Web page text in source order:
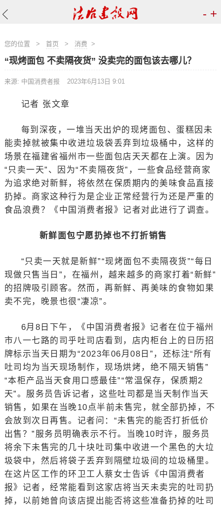
- +
您的位置 > 首页 > 消费 >
“现烤面包 不卖隔夜货” 没卖完的面包该去哪儿？
来源: 中国消费者报 2023年6月13日 9:01
记者 张文章
每到深夜，一堆当天出炉的现烤面包、蛋糕因未
能卖掉就被集中收进垃圾袋丢弃到垃圾桶中，这样的
场景在福建省福州市一些面包店天天都在上演。因为
“只卖一天”、因为“不卖隔夜货”，一些食品经营商家
为追求绝对新鲜，将依然在保质期内的美味食品直接
扔掉。商家这种行为是企业正常经营行为还是严重的
食品浪费？《中国消费者报》记者对此进行了调查。
新鲜面包宁愿扔掉也不打折销售
“只卖一天就是新鲜”“现烤面包不卖隔夜货”“每日
现做只售当日”，在福州，越来越多的商家打着“新鲜”
的招牌吸引顾客。然而，再新鲜、再美味的食物如果
卖不完，晚景也很“凄凉”。
6月8日下午，《中国消费者报》记者在位于福州
市八一七路的司乎吐司店看到，店内柜台上的日历招
牌标示当天日期为“2023年06月08日”，还标注“所有
吐司均为当天现场制作，现场烘烤，绝不隔天销售”
“本柜产品当天食用口感最佳”“常温保存，保质期2
天”。服务员告诉记者，这些吐司都是当天制作当天
销售，如果在当晚10点半前未售完，就全部扔掉，不
会放到次日再售。记者问：“未售完的能否打折低价
出售？”服务员明确表示不行。当晚10时许，服务员
将余下未售完的几十块吐司集中收进一个黑色的大垃
圾袋中，然后将袋子丢弃到隔壁垃圾间的垃圾桶里。
在这片区工作的环卫工人蔡女士告诉《中国消费者
报》记者，经常能看到这家店将当天未卖完的吐司扔
掉，以前她曾向该店提出能否将这些准备扔掉的吐司